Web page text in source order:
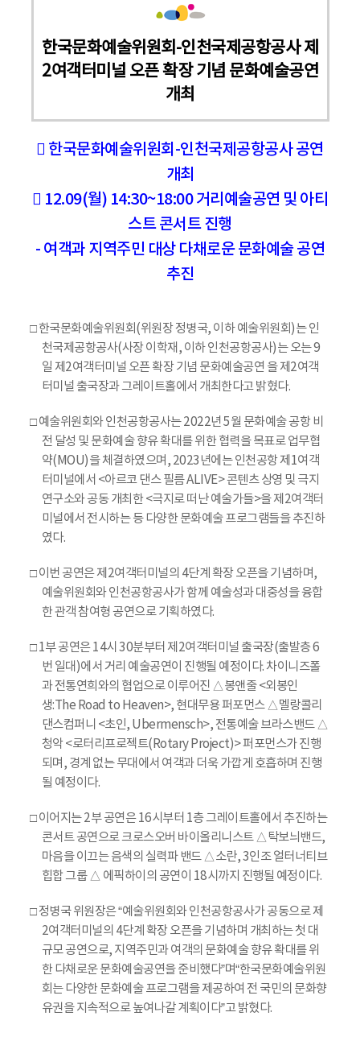
한국문화예술위원회-인천국제공항공사 제
2여객터미널 오픈 확장 기념 문화예술공연
개최
 한국문화예술위원회-인천국제공항공사공연
개최
 12.09(월) 14:30~18:00 거리예술공연 및 아티
스트 콘서트 진행
- 여객과 지역주민 대상 다채로운 문화예술 공연
추진
□ 한국문화예술위원회(위원장 정병국, 이하 예술위원회)는 인
천국제공항공사(사장 이학재, 이하 인천공항공사)는 오는 9
일 제2여객터미널 오픈 확장 기념 문화예술공연 을 제2여객
터미널 출국장과 그레이트홀에서 개최한다고 밝혔다.
□ 예술위원회와 인천공항공사는 2022년 5월 문화예술 공항 비
전 달성 및 문화예술 향유 확대를 위한 협력을 목표로 업무협
약(MOU)을 체결하였으며, 2023년에는 인천공항 제1여객
터미널에서 <아르코 댄스 필름 ALIVE> 콘텐츠 상영 및 극지
연구소와 공동 개최한 <극지로 떠난 예술가들>을 제2여객터
미널에서 전시하는 등 다양한 문화예술 프로그램들을 추진하
였다.
□ 이번공연은 제2여객터미널의 4단계 확장 오픈을 기념하며,
예술위원회와 인천공항공사가 함께 예술성과 대중성을 융합
한 관객 참여형 공연으로 기획하였다.
□ 1부 공연은 14시 30분부터 제2여객터미널 출국장(출발층 6
번 일대)에서 거리 예술공연이 진행될 예정이다. 차이니즈폴
과 전통연희와의 협업으로 이루어진 △봉앤줄 <외봉인
생:The Road to Heaven>, 현대무용 퍼포먼스 △멜랑콜리
댄스컴퍼니 <초인, Ubermensch>, 전통예술 브라스밴드 △
청악 <로터리프로젝트(Rotary Project)> 퍼포먼스가 진행
되며, 경계 없는 무대에서 여객과 더욱 가깝게 호흡하며 진행
될 예정이다.
□ 이어지는 2부 공연은 16시부터 1층 그레이트홀에서 추진하는
콘서트 공연으로 크로스오버 바이올리니스트 △탁보늬밴드,
마음을 이끄는 음색의 실력파 밴드 △소란, 3인조 얼터너티브
힙합 그룹 △ 에픽하이의 공연이 18시까지 진행될 예정이다.
□ 정병국 위원장은 “예술위원회와 인천공항공사가 공동으로 제
2여객터미널의 4단계 확장 오픈을 기념하며 개최하는 첫 대
규모 공연으로, 지역주민과 여객의 문화예술 향유 확대를 위
한 다채로운 문화예술공연을 준비했다”며“한국문화예술위원
회는 다양한 문화예술 프로그램을 제공하여 전 국민의 문화향
유권을 지속적으로 높여나갈 계획이다”고 밝혔다.